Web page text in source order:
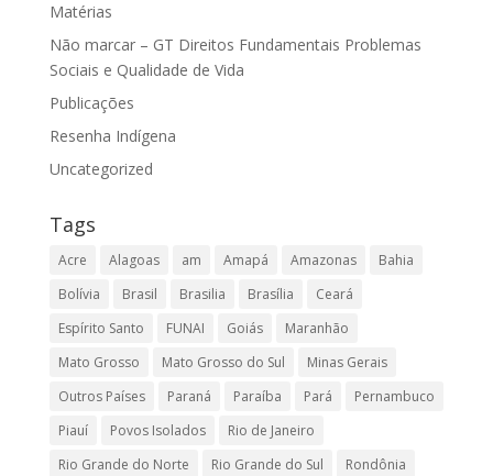
Matérias
Não marcar – GT Direitos Fundamentais Problemas
Sociais e Qualidade de Vida
Publicações
Resenha Indígena
Uncategorized
Tags
Acre Alagoas am Amapá Amazonas
Bahia
Bolívia
Brasil Brasilia Brasília
Ceará
Espírito Santo
FUNAI Goiás
Maranhão
Mato Grosso
Mato Grosso do Sul
Minas Gerais
Outros Países
Paraná Paraíba Pará
Pernambuco
Piauí
Povos Isolados
Rio de Janeiro
Rio Grande do Norte
Rio Grande do Sul
Rondônia